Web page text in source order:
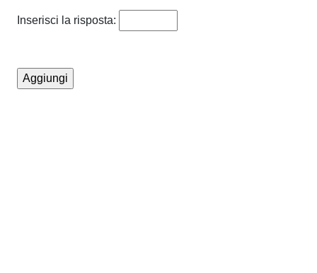
Inserisci la risposta: